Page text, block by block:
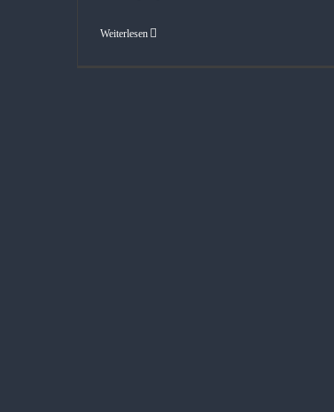
Weiterlesen